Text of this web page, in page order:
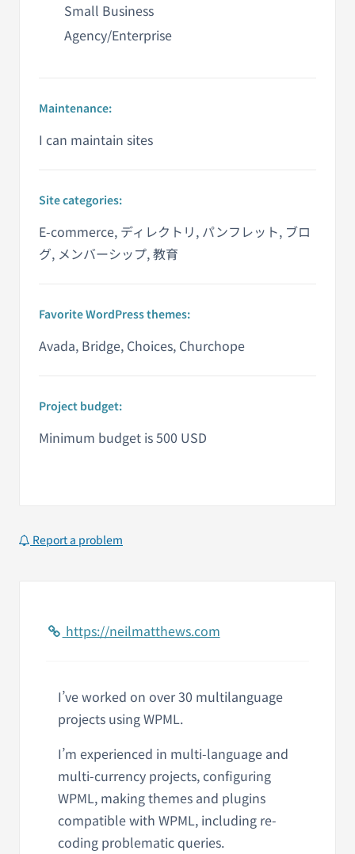
Small Business
Agency/Enterprise
Maintenance:
I can maintain sites
Site categories:
E-commerce, ディレクトリ, パンフレット, ブロ
グ, メンバーシップ, 教育
Favorite WordPress themes:
Avada, Bridge, Choices, Churchope
Project budget:
Minimum budget is 500 USD
Report a problem
https://neilmatthews.com
I’ve worked on over 30 multilanguage
projects using WPML.
I’m experienced in multi-language and
multi-currency projects, configuring
WPML, making themes and plugins
compatible with WPML, including re-
coding problematic queries.